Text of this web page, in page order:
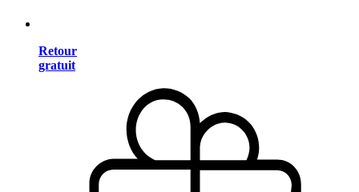
Retour
gratuit